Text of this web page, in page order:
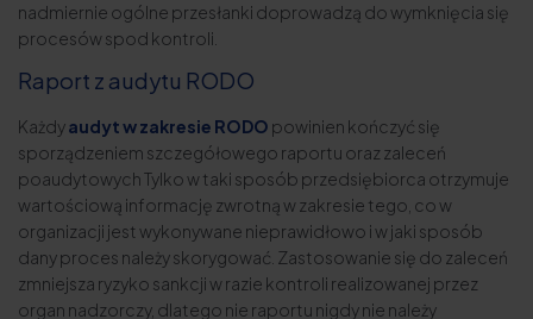
nadmiernie ogólne przesłanki doprowadzą do wymknięcia się
procesów spod kontroli.
Raport z audytu RODO
Każdyaudyt w zakresie RODO powinien kończyć się
sporządzeniem szczegółowego raportu oraz zaleceń
poaudytowych Tylko w taki sposób przedsiębiorca otrzymuje
wartościową informację zwrotną w zakresie tego, co w
organizacji jest wykonywane nieprawidłowo i w jaki sposób
dany proces należy skorygować. Zastosowanie się do zaleceń
zmniejsza ryzyko sankcji w razie kontroli realizowanej przez
organ nadzorczy, dlatego nie raportu nigdy nie należy